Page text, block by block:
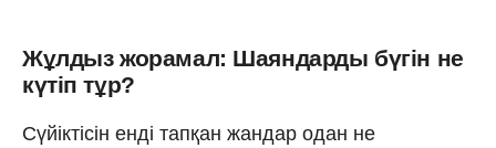
Жұлдыз жорамал: Шаяндарды бүгін не
күтіп тұр?
Сүйіктісін енді тапқан жандар одан не